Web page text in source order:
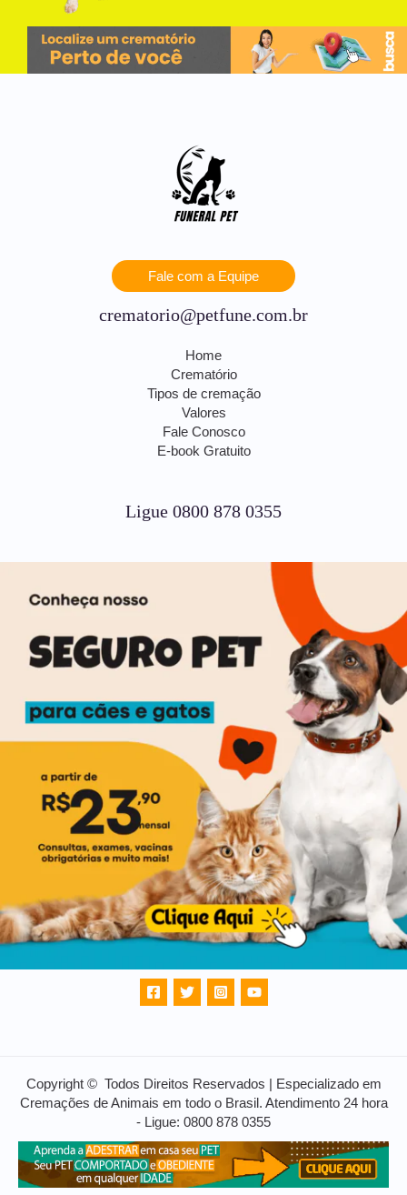
Fale com a Equipe
crematorio@petfune.com.br
Home
Crematório
Tipos de cremação
Valores
Fale Conosco
E-book Gratuito
Ligue 0800 878 0355
Copyright © Todos Direitos Reservados | Especializado em
Cremações de Animais em todo o Brasil. Atendimento 24 hora
- Ligue: 0800 878 0355